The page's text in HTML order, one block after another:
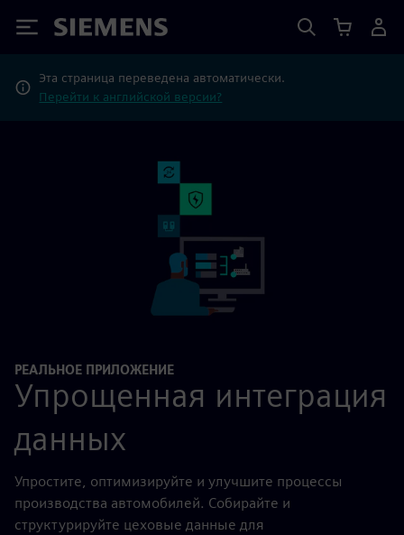
Siemens
Эта страница переведена автоматически.
Перейти к английской версии?
РЕАЛЬНОЕ ПРИЛОЖЕНИЕ
Упрощенная интеграция
данных
Упростите, оптимизируйте и улучшите процессы
производства автомобилей. Собирайте и
структурируйте цеховые данные для